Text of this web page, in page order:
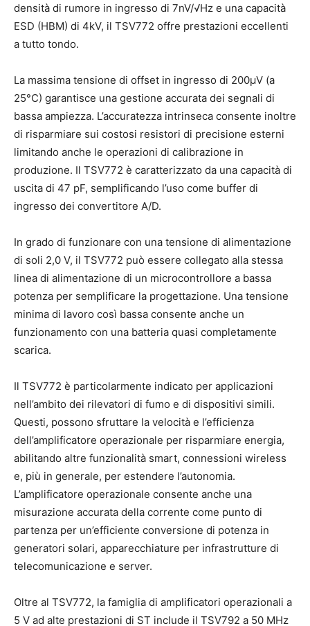
densità di rumore in ingresso di 7nV/√Hz e una capacità
ESD (HBM) di 4kV, il TSV772 offre prestazioni eccellenti
a tutto tondo.
La massima tensione di offset in ingresso di 200µV (a
25°C) garantisce una gestione accurata dei segnali di
bassa ampiezza. L’accuratezza intrinseca consente inoltre
di risparmiare sui costosi resistori di precisione esterni
limitando anche le operazioni di calibrazione in
produzione. Il TSV772 è caratterizzato da una capacità di
uscita di 47 pF, semplificando l’uso come buffer di
ingresso dei convertitore A/D.
In grado di funzionare con una tensione di alimentazione
di soli 2,0 V, il TSV772 può essere collegato alla stessa
linea di alimentazione di un microcontrollore a bassa
potenza per semplificare la progettazione. Una tensione
minima di lavoro così bassa consente anche un
funzionamento con una batteria quasi completamente
scarica.
Il TSV772 è particolarmente indicato per applicazioni
nell’ambito dei rilevatori di fumo e di dispositivi simili.
Questi, possono sfruttare la velocità e l’efficienza
dell’amplificatore operazionale per risparmiare energia,
abilitando altre funzionalità smart, connessioni wireless
e, più in generale, per estendere l’autonomia.
L’amplificatore operazionale consente anche una
misurazione accurata della corrente come punto di
partenza per un’efficiente conversione di potenza in
generatori solari, apparecchiature per infrastrutture di
telecomunicazione e server.
Oltre al TSV772, la famiglia di amplificatori operazionali a
5 V ad alte prestazioni di ST include il TSV792 a 50 MHz